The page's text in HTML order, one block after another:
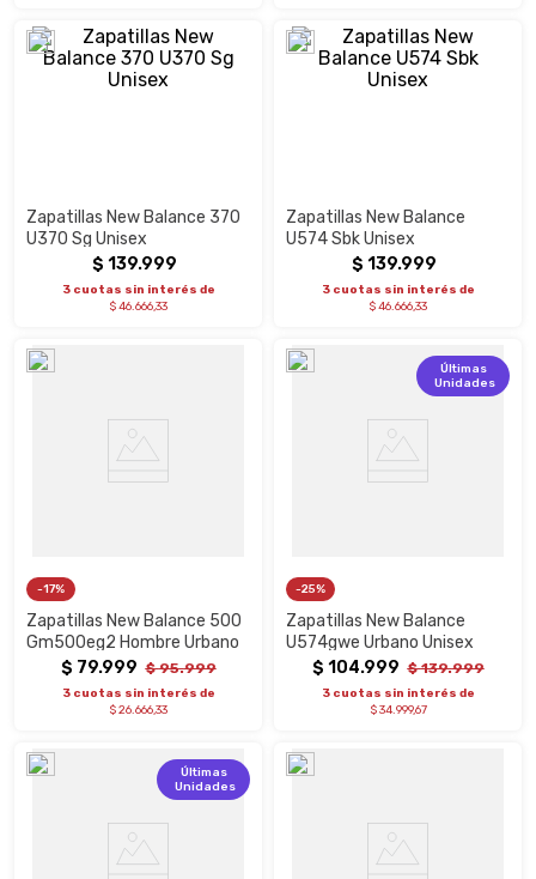
Zapatillas New Balance 370
U370 Sg Unisex
$ 139.999
3 cuotas sin interés de
$ 46.666,33
Zapatillas New Balance
U574 Sbk Unisex
$ 139.999
3 cuotas sin interés de
$ 46.666,33
17%
Zapatillas New Balance 500
Gm500eg2 Hombre Urbano
$ 79.999 $ 95.999
3 cuotas sin interés de
$ 26.666,33
Últimas
Unidades
25%
Zapatillas New Balance
U574gwe Urbano Unisex
$ 104.999 $ 139.999
3 cuotas sin interés de
$ 34.999,67
Últimas
Unidades